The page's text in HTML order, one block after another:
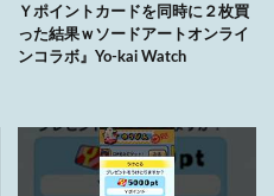
Ｙポイントカードを同時に２枚買
った結果ｗソードアートオンライ
ンコラボ』Yo-kai Watch